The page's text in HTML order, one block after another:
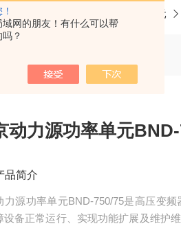
域网的朋友！有什么可以帮
？
功率单元
动力源功率单元
品简介
力源功率单元BND-750/75是高压变
设备正常运行、实现功能扩展及维护